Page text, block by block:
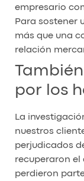
empresario
Para sostener
más que una
relación
por los
La
nuestros
perjudicados
recuperaron el
perdieron